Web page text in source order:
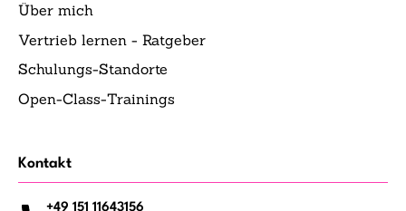
Über mich
Vertrieb lernen - Ratgeber
Schulungs-Standorte
Open-Class-Trainings
Kontakt
+49 151 11643156